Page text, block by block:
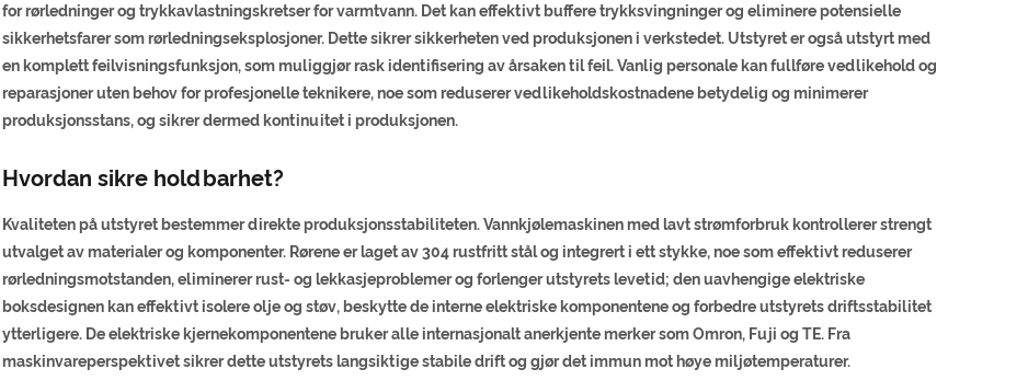
for rørledninger og trykkavlastningskretser for varmtvann. Det kan effektivt buffere trykksvingninger og eliminere potensielle
sikkerhetsfarer som rørledningseksplosjoner. Dette sikrer sikkerheten ved produksjonen i verkstedet. Utstyret er også utstyrt med
en komplett feilvisningsfunksjon, som muliggjør rask identifisering av årsaken til feil. Vanlig personale kan fullføre vedlikehold og
reparasjoner uten behov for profesjonelle teknikere, noe som reduserer vedlikeholdskostnadene betydelig og minimerer
produksjonsstans, og sikrer dermed kontinuitet i produksjonen.
Hvordan sikre holdbarhet?
Kvaliteten på utstyret bestemmer direkte produksjonsstabiliteten. Vannkjølemaskinen med lavt strømforbruk kontrollerer strengt
utvalget av materialer og komponenter. Rørene er laget av 304 rustfritt stål og integrert i ett stykke, noe som effektivt reduserer
rørledningsmotstanden, eliminerer rust- og lekkasjeproblemer og forlenger utstyrets levetid; den uavhengige elektriske
boksdesignen kan effektivt isolere olje og støv, beskytte de interne elektriske komponentene og forbedre utstyrets driftsstabilitet
ytterligere. De elektriske kjernekomponentene bruker alle internasjonalt anerkjente merker som Omron, Fuji og TE. Fra
maskinvareperspektivet sikrer dette utstyrets langsiktige stabile drift og gjør det immun mot høye miljøtemperaturer.